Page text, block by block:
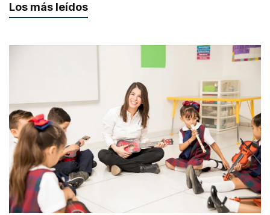
Los más leídos